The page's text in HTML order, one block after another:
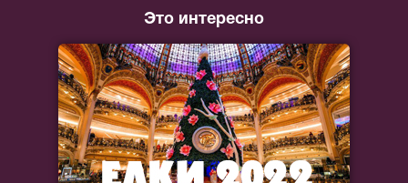
Это интересно